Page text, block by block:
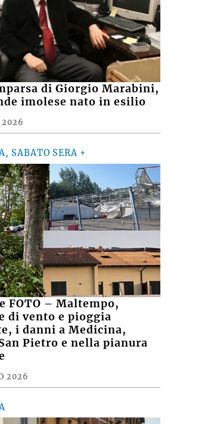
di Giorgio Marabini,
imolese nato in esilio
2026
SABATO SERA +
FOTO – Maltempo,
di vento e pioggia
i danni a Medicina,
Pietro e nella pianura
2026